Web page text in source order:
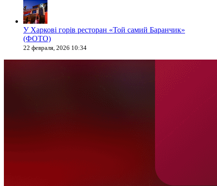
У Харкові горів ресторан «Той самий Баранчик»
(ФОТО)
22 февраля, 2026 10:34